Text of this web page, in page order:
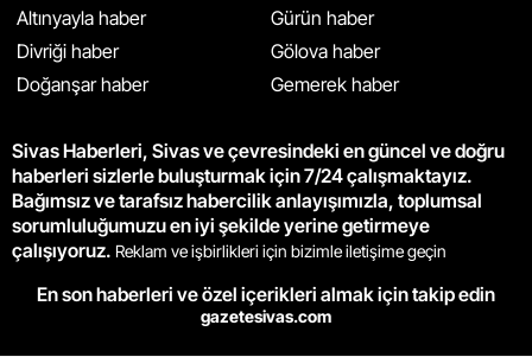
Altınyayla haber
Divriği haber
Doğanşar haber
Gürün haber
Gölova haber
Gemerek haber
Sivas Haberleri, Sivas ve çevresindeki en güncel ve doğru
haberleri sizlerle buluşturmak için 7/24 çalışmaktayız.
Bağımsız ve tarafsız habercilik anlayışımızla, toplumsal
sorumluluğumuzu en iyi şekilde yerine getirmeye
çalışıyoruz. Reklam ve işbirlikleri için bizimle iletişime geçin
En son haberleri ve özel içerikleri almak için takip edin
gazetesivas.com